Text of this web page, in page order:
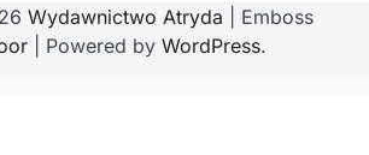
Wydawnictwo Atryda | Emboss
| Powered by WordPress.